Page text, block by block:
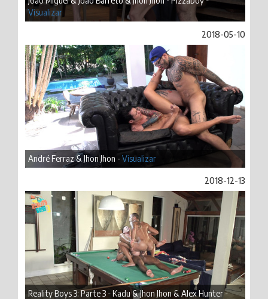
Visualizar
2018-05-10
André Ferraz & Jhon Jhon -Visualizar
2018-12-13
Reality Boys 3: Parte 3 - Kadu & Jhon Jhon & Alex Hunter -